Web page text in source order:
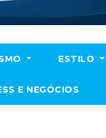
ESTILO
E NEGÓCIOS